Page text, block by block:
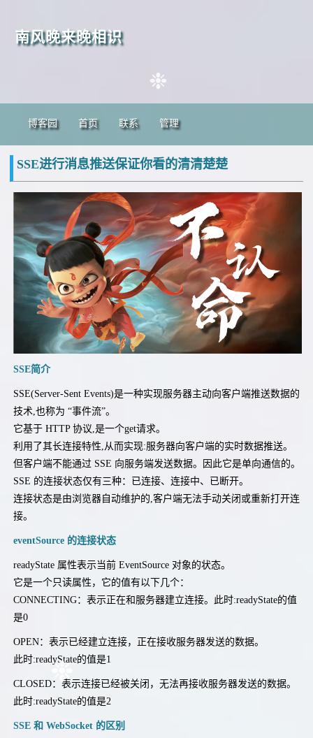
南风晚来晚相识
博客园 首页 联系 管理
SSE进行消息推送保证你看的清清楚楚
SSE简介
SSE(Server-Sent Events)是一种实现服务器主动向客户端推送数据的
技术,也称为 “事件流”。
它基于 HTTP 协议,是一个get请求。
利用了其长连接特性,从而实现:服务器向客户端的实时数据推送。
但客户端不能通过 SSE 向服务端发送数据。因此它是单向通信的。
SSE 的连接状态仅有三种：已连接、连接中、已断开。
连接状态是由浏览器自动维护的,客户端无法手动关闭或重新打开连
接。
eventSource 的连接状态
readyState 属性表示当前 EventSource 对象的状态。
它是一个只读属性，它的值有以下几个：
CONNECTING：表示正在和服务器建立连接。此时:readyState的值
是0
OPEN：表示已经建立连接，正在接收服务器发送的数据。
此时:readyState的值是1
CLOSED：表示连接已经被关闭，无法再接收服务器发送的数据。
此时:readyState的值是2
SSE 和 WebSocket 的区别
❉
❉